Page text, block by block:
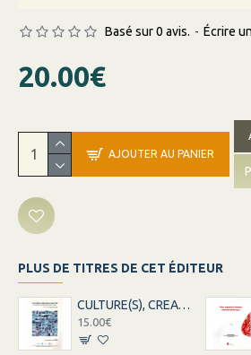
Basé sur 0 avis. - Écrire
20.00€
AJOUTER AU PANIER
PLUS DE TITRES DE CET ÉDITEUR
CULTURE(S), CREATION ET IDENTITES
15.00€